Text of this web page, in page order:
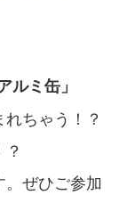
ミ缶」
ちゃう！？
ぜひご参加